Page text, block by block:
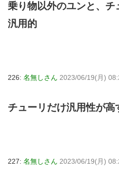
乗り物以外のユンと、チ
汎用的
226: 名無しさん 2023/06/19(月)
チューリだけ汎用性が高
227: 名無しさん 2023/06/19(月)